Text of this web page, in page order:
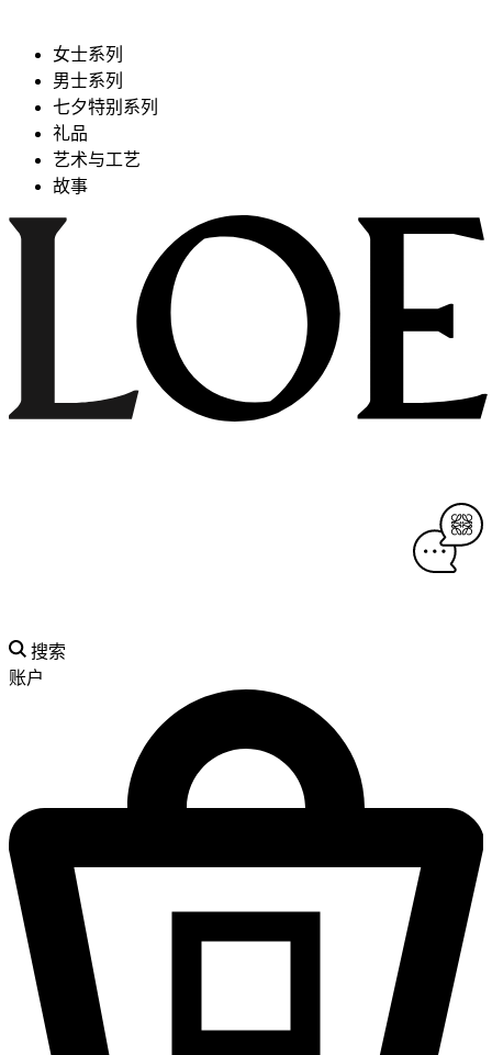
女士系列
男士系列
七夕特别系列
礼品
艺术与工艺
故事
搜索
账户